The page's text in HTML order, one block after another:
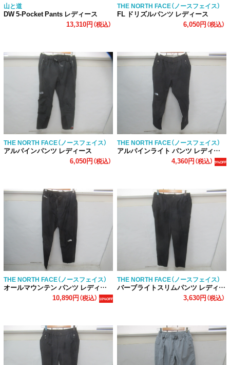
山と道
DW 5-Pocket Pants レディース
13,310円（税込）
THE NORTH FACE（ノースフェイス）
FL ドリズルパンツ レディース
6,050円（税込）
THE NORTH FACE（ノースフェイス）
アルパインパンツ レディース
6,050円（税込）
THE NORTH FACE（ノースフェイス）
アルパインライト パンツ レディース
4,360円（税込） 9%OFF
THE NORTH FACE（ノースフェイス）
オールマウンテン パンツ レディース
10,890円（税込） 10%OFF
THE NORTH FACE（ノースフェイス）
バーブライトスリムパンツ レディース
3,630円（税込）